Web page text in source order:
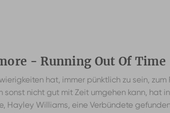
- Running Out Of Time
hat, immer pünktlich zu sein,
sonst nicht gut mit Zeit umgehen kann, hat
Hayley Williams, eine Verbündete